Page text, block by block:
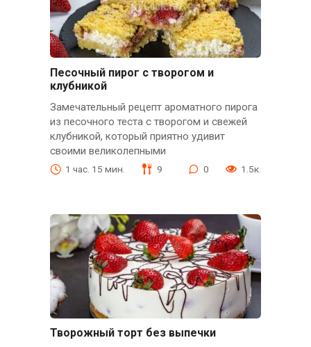
Песочный пирог с творогом и
клубникой
Замечательный рецепт ароматного пирога
из песочного теста с творогом и свежей
клубникой, который приятно удивит
своими великолепными
1 час. 15 мин. 9 0 1.5к.
Творожный торт без выпечки